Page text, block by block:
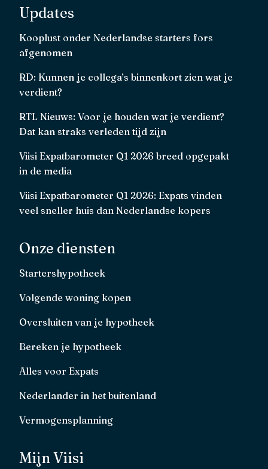
Updates
Kooplust onder Nederlandse starters fors
afgenomen
RD: Kunnen je collega’s binnenkort zien wat je
verdient?
RTL Nieuws: Voor je houden wat je verdient?
Dat kan straks verleden tijd zijn
Viisi Expatbarometer Q1 2026 breed opgepakt
in de media
Viisi Expatbarometer Q1 2026: Expats vinden
veel sneller huis dan Nederlandse kopers
Onze diensten
Startershypotheek
Volgende woning kopen
Oversluiten van je hypotheek
Bereken je hypotheek
Alles voor Expats
Nederlander in het buitenland
Vermogensplanning
Mijn Viisi